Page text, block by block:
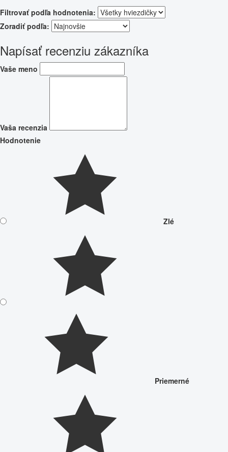
Filtrovať podľa hodnotenia:
Zoradiť podľa:
Napísať recenziu zákazníka
Vaše meno
Vaša recenzia
Hodnotenie
Zlé
Priemerné